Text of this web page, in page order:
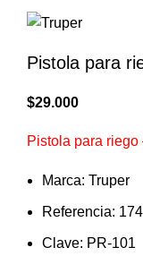
Pistola para
$29.000
Pistola para riego
Marca: Truper
Referencia:
Clave: PR-101